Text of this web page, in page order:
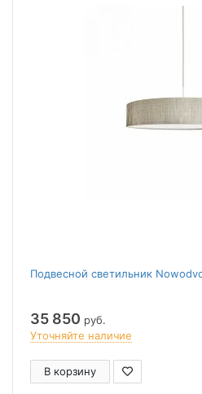
Подвесной светильник
35 850 руб.
Уточняйте наличие
В корзину